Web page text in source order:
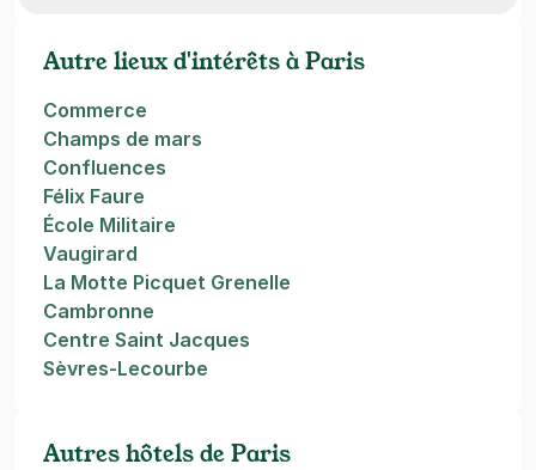
Autre lieux d'intérêts à Paris
Commerce
Champs de mars
Confluences
Félix Faure
École Militaire
Vaugirard
La Motte Picquet Grenelle
Cambronne
Centre Saint Jacques
Sèvres-Lecourbe
Autres hôtels de Paris